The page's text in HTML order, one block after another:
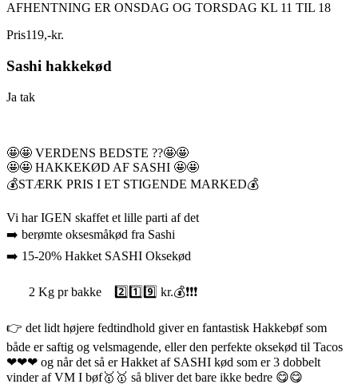
AFHENTNING ER ONSDAG OG TORSDAG KL 11 TIL 18
Pris119,-kr.
Sashi hakkekød
Ja tak
🤩🤩 VERDENS BEDSTE ??🤩🤩
🤩🤩 HAKKEKØD AF SASHI 🤩🤩
💰STÆRK PRIS I ET STIGENDE MARKED💰
Vi har IGEN skaffet et lille parti af det
➡️ berømte oksesmåkød fra Sashi
➡️ 15-20% Hakket SASHI Oksekød
2 Kg pr bakke 2️⃣1️⃣9️⃣ kr.💰❗❗❗
👉 det lidt højere fedtindhold giver en fantastisk Hakkebøf som
både er saftig og velsmagende, eller den perfekte oksekød til Tacos
❤❤❤ og når det så er Hakket af SASHI kød som er 3 dobbelt
vinder af VM I bøf🥇🥇 så bliver det bare ikke bedre 😋😋